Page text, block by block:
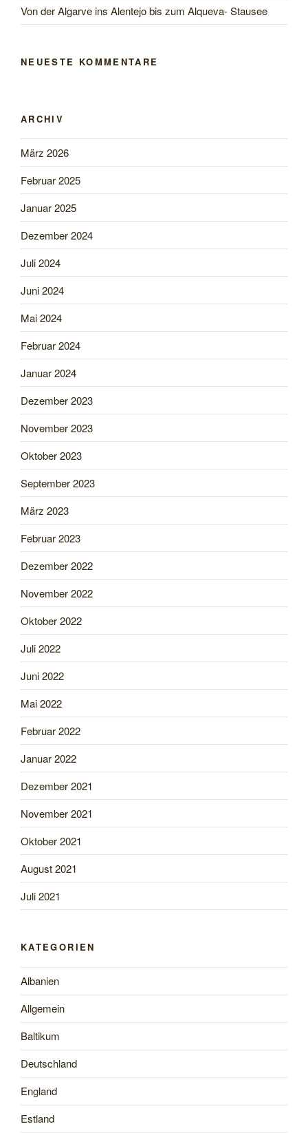
Von der Algarve ins Alentejo bis zum Alqueva- Stausee
NEUESTE KOMMENTARE
ARCHIV
März 2026
Februar 2025
Januar 2025
Dezember 2024
Juli 2024
Juni 2024
Mai 2024
Februar 2024
Januar 2024
Dezember 2023
November 2023
Oktober 2023
September 2023
März 2023
Februar 2023
Dezember 2022
November 2022
Oktober 2022
Juli 2022
Juni 2022
Mai 2022
Februar 2022
Januar 2022
Dezember 2021
November 2021
Oktober 2021
August 2021
Juli 2021
KATEGORIEN
Albanien
Allgemein
Baltikum
Deutschland
England
Estland